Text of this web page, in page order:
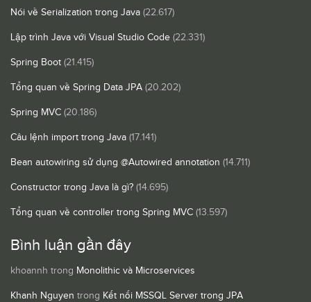
Nói về Serialization trong Java (22.617)
Lập trình Java với Visual Studio Code (22.331)
Spring Boot (21.415)
Tổng quan về Spring Data JPA (20.202)
Spring MVC (20.186)
Câu lệnh import trong Java (17.141)
Bean autowiring sử dụng @Autowired annotation (14.711)
Constructor trong Java là gì? (14.695)
Tổng quan về controller trong Spring MVC (13.597)
Bình luận gần đây
khoannh trong Monolithic và Microservices
Khanh Nguyen trong Kết nối MSSQL Server trong JPA